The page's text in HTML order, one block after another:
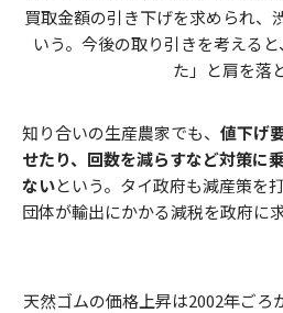
買取金額の引き下げを求められ、
いう。今後の取り引きを考える
た」と肩を落
知り合いの生産農家でも、 値下げ
せたり、回数を減らすなど対策に
ないという。タイ政府も減産策を
団体が輸出にかかる減税を政府に
天然ゴムの価格上昇は2002年ごろ